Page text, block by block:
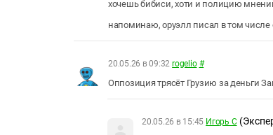
хочешь бибиси, хоти и полицию
напоминаю, оруэлл писал в том числе
20.05.26 в 09:32 rogelio #
Оппозиция трясёт Грузию за деньги
20.05.26 в 15:45 Игорь С